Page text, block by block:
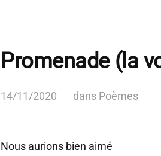
Promenade (la
14/11/2020 dans Poèmes
Nous aurions bien aimé